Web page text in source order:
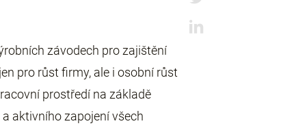
závodech pro zajištění
pro růst firmy, ale i osobní růst
prostředí na základě
aktivního zapojení všech